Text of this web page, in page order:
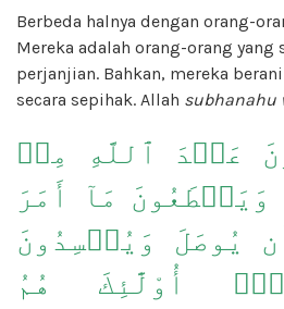
Berbeda halnya dengan orang-
Mereka adalah orang-orang yang
perjanjian. Bahkan, mereka
secara sepihak. Allah subhanahu
عَهۡدَ ٱللَّهِ مِنۢ
وَيَقۡطَعُونَ مَآ أَمَرَ
يُوصَلَ وَيُفۡسِدُونَ
أُوْلَٰٓئِكَ هُمُ